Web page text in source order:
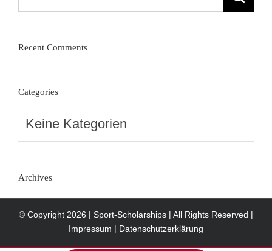
nach:
Recent Comments
Categories
Keine Kategorien
Archives
© Copyright 2026 | Sport-Scholarships | All Rights Reserved |
Impressum | Datenschutzerklärung